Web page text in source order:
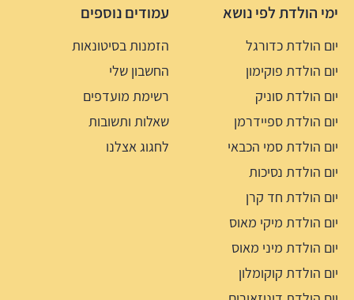
ימי הולדת לפי נושא
יום הולדת כדורגל
יום הולדת פוקימון
יום הולדת סוניק
יום הולדת ספיידרמן
יום הולדת סמי הכבאי
יום הולדת נסיכות
יום הולדת חד קרן
יום הולדת מיקי מאוס
יום הולדת מיני מאוס
יום הולדת קוקומלון
עמודים נוספים
הזמנות בסיטונאות
החשבון שלי
רשימת מועדפים
שאלות ותשובות
לחגוג אצלנו